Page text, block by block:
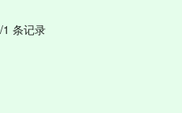
条记录